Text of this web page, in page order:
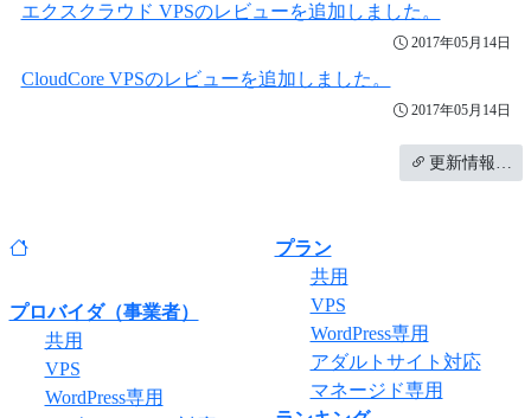
エクスクラウド VPSのレビューを追加しました。
2017年05月14日
CloudCore VPSのレビューを追加しました。
2017年05月14日
更新情報…
プロバイダ（事業者）
共用
VPS
WordPress専用
プラン
共用
VPS
WordPress専用
アダルトサイト対応
マネージド専用